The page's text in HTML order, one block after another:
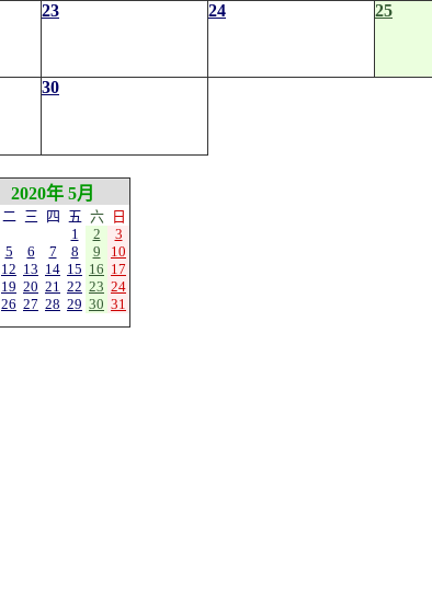
23 24 25
30
2020年 5月
二 三 四 五 六
日
1
2
3
5 6 7 8 9
10
12 13 14 15 16 17
19 20 21 22 23 24
26 27 28 29 30 31